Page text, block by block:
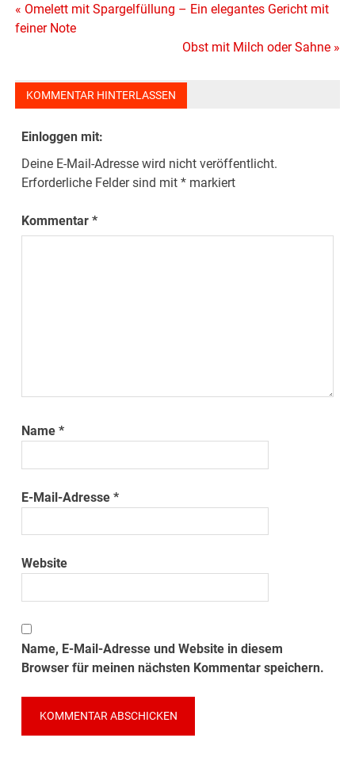
Beitragsnavigation
« Omelett mit Spargelfüllung – Ein elegantes Gericht mit
feiner Note
Obst mit Milch oder Sahne »
KOMMENTAR HINTERLASSEN
Einloggen mit:
Deine E-Mail-Adresse wird nicht veröffentlicht.
Erforderliche Felder sind mit* markiert
Kommentar*
Name*
E-Mail-Adresse*
Website
Name, E-Mail-Adresse und Website in diesem
Browser für meinen nächsten Kommentar speichern.